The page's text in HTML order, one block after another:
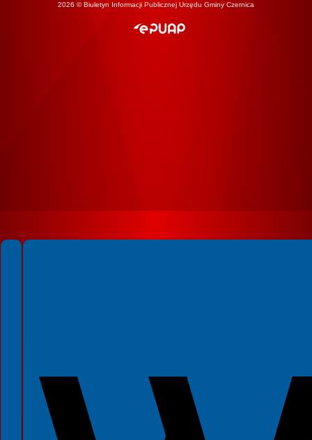
2026 © Biuletyn Informacji Publicznej Urzędu Gminy Czernica
Spełniamy standardy WCAG 2.2
Spełniamy standardy W3C